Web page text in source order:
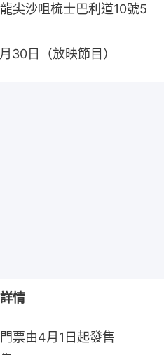
尖沙咀梳士巴利道10號5
30日（放映節目）
情
票由4月1日起發售